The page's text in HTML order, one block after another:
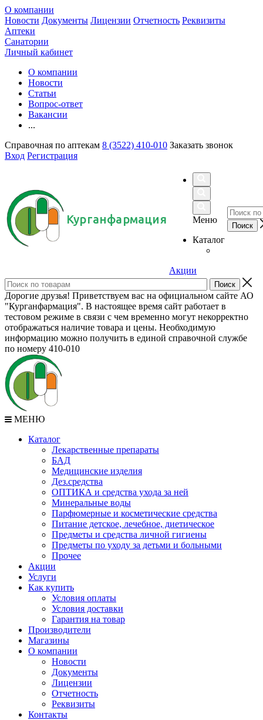
О компании
Новости Документы Лицензии Отчетность Реквизиты
Аптеки
Санатории
Личный кабинет
О компании
Новости
Статьи
Вопрос-ответ
Вакансии
...
Справочная по аптекам 8 (3522) 410-010 Заказать звонок
Вход Регистрация
Курганфармация
Меню
Каталог
Акции
Дорогие друзья! Приветствуем вас на официальном сайте АО
"Курганфармация". В настоящее время сайт работает в
тестовом режиме в связи с чем временно могут некорректно
отображаться наличие товара и цены. Необходимую
информацию можно получить в единой справочной службе
по номеру 410-010
МЕНЮ
Каталог
Лекарственные препараты
БАД
Медицинские изделия
Дез.средства
ОПТИКА и средства ухода за ней
Минеральные воды
Парфюмерные и косметические средства
Питание детское, лечебное, диетическое
Предметы и средства личной гигиены
Предметы по уходу за детьми и больными
Прочее
Акции
Услуги
Как купить
Условия оплаты
Условия доставки
Гарантия на товар
Производители
Магазины
О компании
Новости
Документы
Лицензии
Отчетность
Реквизиты
Контакты